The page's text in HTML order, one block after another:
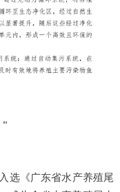
选《广东省水产养殖尾